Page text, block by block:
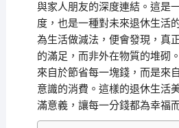
與家人朋友的深度連結。這是
度，也是一種對未來退休生活
為生活做減法，便會發現，真
的滿足，而非外在物質的堆砌
來自於節省每一塊錢，而是來
意識的消費。這樣的退休生活
滿意義，讓每一分錢都為幸福